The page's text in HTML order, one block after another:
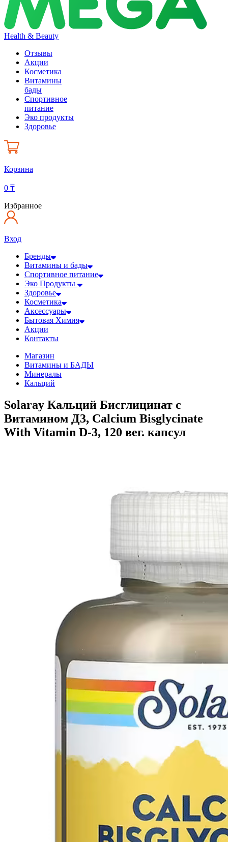
Health & Beauty
Отзывы
Акции
Косметика
Витамины
бады
Спортивное
питание
Эко продукты
Здоровье
Корзина
0 ₸
Избранное
Вход
Бренды
Витамины и бады
Спортивное питание
Эко Продукты
Здоровье
Косметика
Аксессуары
Бытовая Химия
Акции
Контакты
Магазин
Витамины и БАДЫ
Минералы
Кальций
Solaray Кальций Бисглицинат с
Витамином Д3, Calcium Bisglycinate
With Vitamin D-3, 120 вег. капсул